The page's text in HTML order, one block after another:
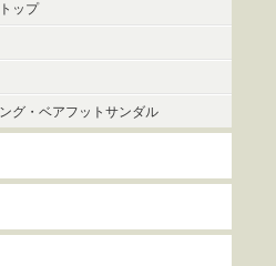
ップ
グ・ベアフットサンダル